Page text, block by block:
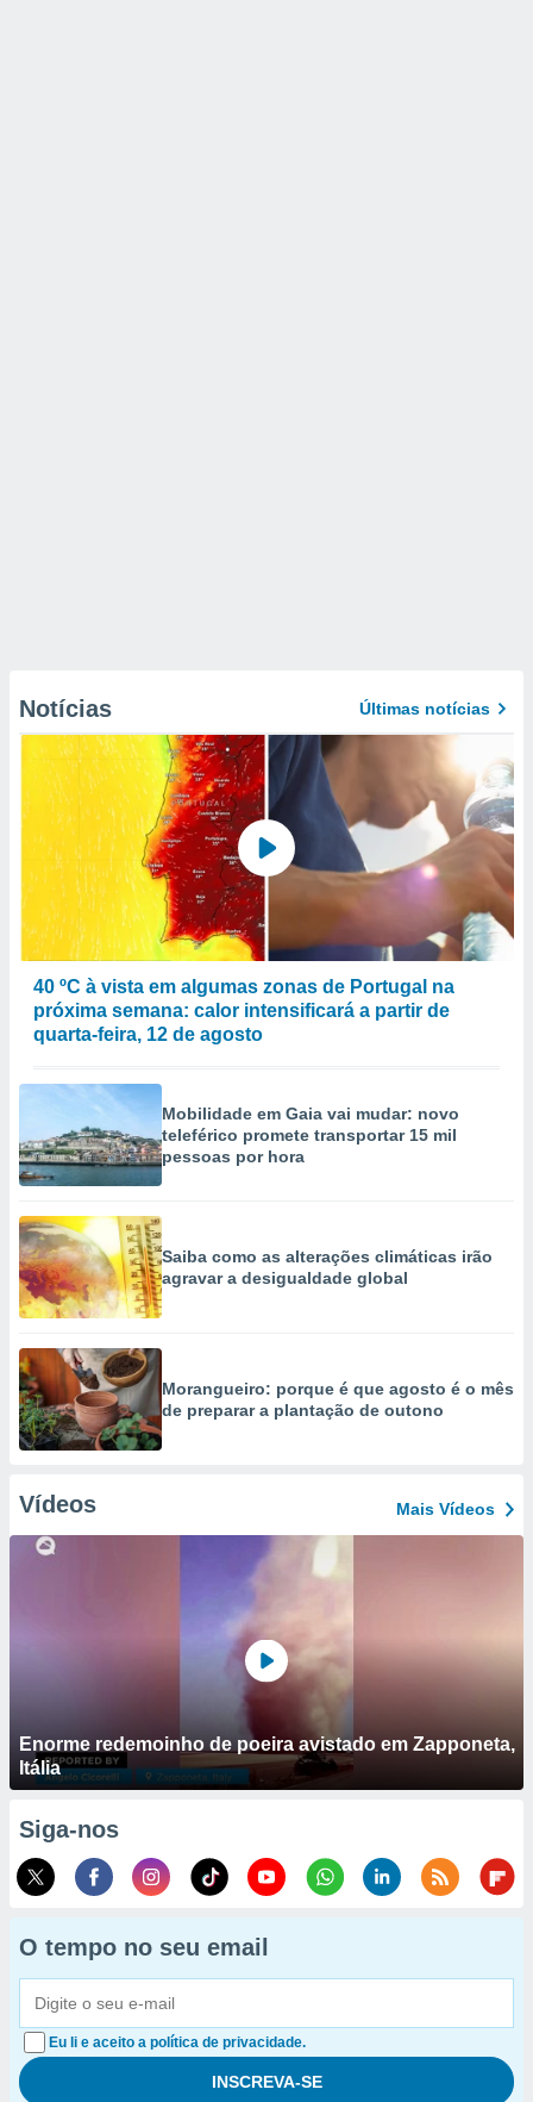
Notícias Últimas notícias
40 ºC à vista em algumas zonas de Portugal na
próxima semana: calor intensificará a partir de
quarta-feira, 12 de agosto
Mobilidade em Gaia vai mudar: novo
teleférico promete transportar 15 mil
pessoas por hora
Saiba como as alterações climáticas irão
agravar a desigualdade global
Morangueiro: porque é que agosto é o mês
de preparar a plantação de outono
Vídeos Mais Vídeos
Enorme redemoinho de poeira avistado em Zapponeta,
Itália
Siga-nos
O tempo no seu email
Eu li e aceito a política de privacidade.